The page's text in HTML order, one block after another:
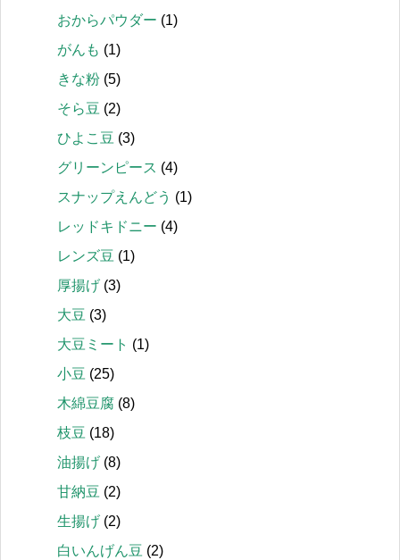
おからパウダー (1)
がんも (1)
きな粉 (5)
そら豆 (2)
ひよこ豆 (3)
グリーンピース (4)
スナップえんどう (1)
レッドキドニー (4)
レンズ豆 (1)
厚揚げ (3)
大豆 (3)
大豆ミート (1)
小豆 (25)
木綿豆腐 (8)
枝豆 (18)
油揚げ (8)
甘納豆 (2)
生揚げ (2)
白いんげん豆 (2)